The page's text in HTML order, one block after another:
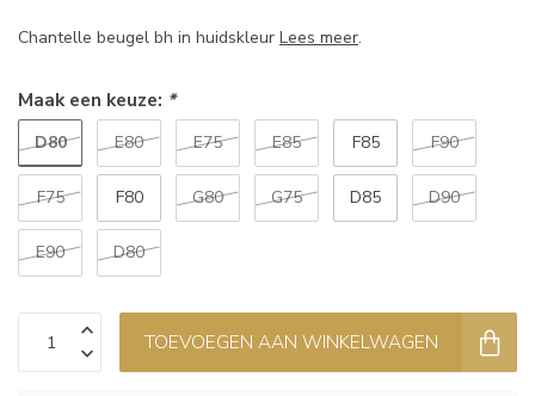
Chantelle beugel bh in huidskleur Lees meer.
Maak een keuze: *
D80 E80 E75 E85 F85 F90
F75 F80 G80 G75 D85 D90
E90 D80
TOEVOEGEN AAN WINKELWAGEN